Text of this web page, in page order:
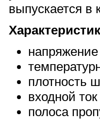
выпускается в
плотность
входной
полоса